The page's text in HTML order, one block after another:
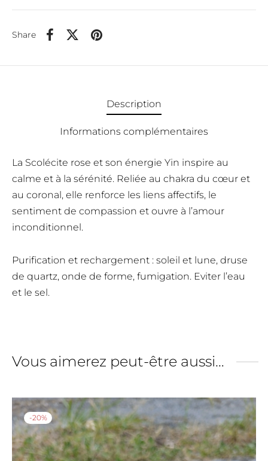
Share
Description
Informations complémentaires
La Scolécite rose et son énergie Yin inspire au
calme et à la sérénité. Reliée au chakra du cœur et
au coronal, elle renforce les liens affectifs, le
sentiment de compassion et ouvre à l’amour
inconditionnel.
Purification et rechargement : soleil et lune, druse
de quartz, onde de forme, fumigation. Eviter l’eau
et le sel.
Vous aimerez peut-être aussi…
-20%